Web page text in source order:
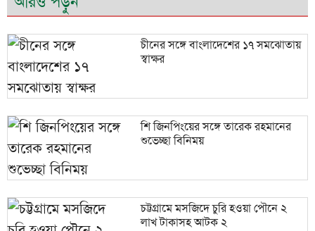
চীনের সঙ্গে বাংলাদেশের ১৭ সমঝোতায়
স্বাক্ষর
শি জিনপিংয়ের সঙ্গে তারেক রহমানের
শুভেচ্ছা বিনিময়
চট্টগ্রামে মসজিদে চুরি হওয়া পৌনে ২
লাখ টাকাসহ আটক ২